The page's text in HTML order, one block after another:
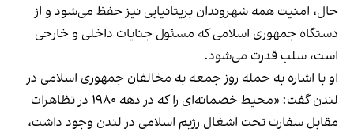
حال، امنیت همه شهروندان بریتانیایی نیز حفظ می‌شود و از
دستگاه جمهوری اسلامی که مسئول جنایات داخلی و خارجی
است، سلب قدرت می‌شود.
او با اشاره به حمله روز جمعه به مخالفان جمهوری اسلامی در
لندن گفت: «محیط خصمانه‌ای را که در دهه ۱۹۸۰ در تظاهرات
مقابل سفارت تحت اشغال رژیم اسلامی در لندن وجود داشت،